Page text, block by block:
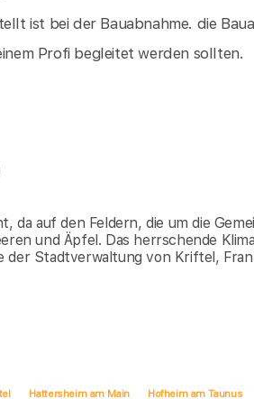
ist bei der Bauabnahme. die
Profi begleitet werden sollten.
da auf den Feldern, die um die
und Äpfel. Das herrschende
der Stadtverwaltung von Kriftel,
Hattersheim am Main Hofheim am Taunus